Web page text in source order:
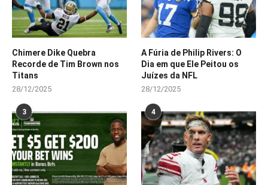
Chimere Dike Quebra
Recorde de Tim Brown nos
Titans
28/12/2025
A Fúria de Philip Rivers: O
Dia em que Ele Peitou os
Juízes da NFL
28/12/2025
3 4